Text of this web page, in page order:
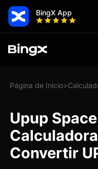
BingX App
Página de Inicio>
Upup
Convertir